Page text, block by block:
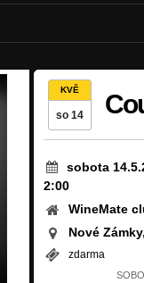
KVĚ
so 14
sobota
2:00
WineMate
Nové
zdarma